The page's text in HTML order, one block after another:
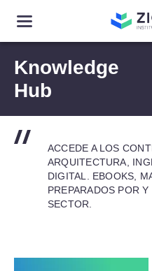
Knowledge
Hub
ACCEDE A LOS
ARQUITECTURA,
DIGITAL. EBOOKS,
PREPARADOS POR
SECTOR.